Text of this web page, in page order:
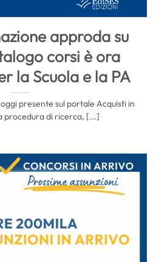
approda su
corsi è ora
la Scuola e la PA
presente sul portale Acquisti in
procedura di ricerca, [...]